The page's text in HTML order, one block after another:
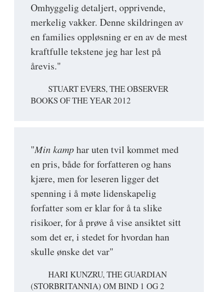
Omhyggelig detaljert, opprivende,
merkelig vakker. Denne skildringen av
en families oppløsning er en av de mest
kraftfulle tekstene jeg har lest på
årevis."
STUART EVERS, THE OBSERVER
BOOKS OF THE YEAR 2012
"Min kamphar uten tvil kommet med
en pris, både for forfatteren og hans
kjære, men for leseren ligger det
spenning i å møte lidenskapelig
forfatter som er klar for å ta slike
risikoer, for å prøve å vise ansiktet sitt
som det er, i stedet for hvordan han
skulle ønske det var"
HARI KUNZRU, THE GUARDIAN
(STORBRITANNIA) OM BIND 1 OG 2